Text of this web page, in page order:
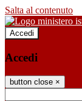
Salta al contenuto
Accedi
Accedi
button close ×